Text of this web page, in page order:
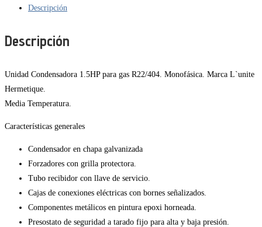
Descripción
Descripción
Unidad Condensadora 1.5HP para gas R22/404. Monofásica. Marca L`unite
Hermetique.
Media Temperatura.
Características generales
Condensador en chapa galvanizada
Forzadores con grilla protectora.
Tubo recibidor con llave de servicio.
Cajas de conexiones eléctricas con bornes señalizados.
Componentes metálicos en pintura epoxi horneada.
Presostato de seguridad a tarado fijo para alta y baja presión.